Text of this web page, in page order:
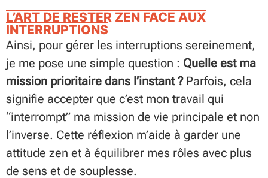
L’ART DE RESTER ZEN FACE AUX
INTERRUPTIONS
Ainsi, pour gérer les interruptions sereinement,
je me pose une simple question : Quelle est ma
mission prioritaire dans l’instant ?Parfois, cela
signifie accepter que c’est mon travail qui
“interrompt” ma mission de vie principale et non
l’inverse. Cette réflexion m’aide à garder une
attitude zen et à équilibrer mes rôles avec plus
de sens et de souplesse.